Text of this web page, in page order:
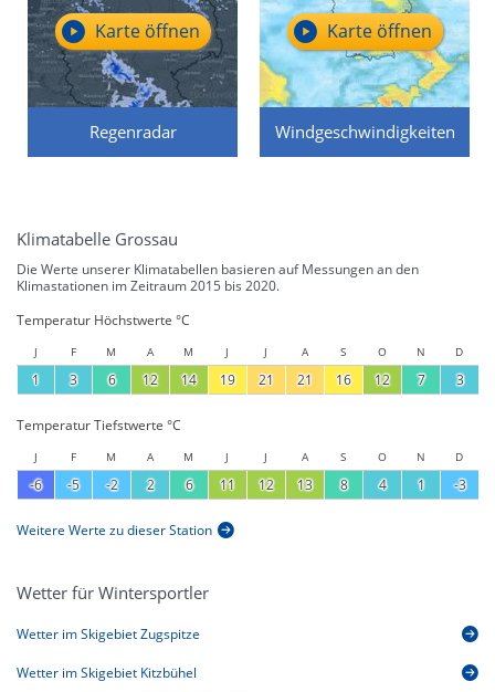
Regenradar
Karte öffnen
Windgeschwindigkeiten
Karte öffnen
Klimatabelle Grossau
Die Werte unserer Klimatabellen basieren auf Messungen an den
Klimastationen im Zeitraum 2015 bis 2020.
Temperatur Höchstwerte °C
J F M A M J J A S O N D
1 3 6 12 14 19 21 21 16 12 7 3
Temperatur Tiefstwerte °C
J F M A M J J A S O N D
-6 -5 -2 2 6 11 12 13 8 4 1 -3
Weitere Werte zu dieser Station
Wetter für Wintersportler
Wetter im Skigebiet Zugspitze
Wetter im Skigebiet Kitzbühel